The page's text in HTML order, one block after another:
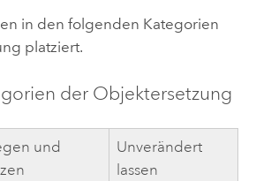
in den folgenden Kategorien
platziert.
der Objektersetzung
und
Unverändert
lassen